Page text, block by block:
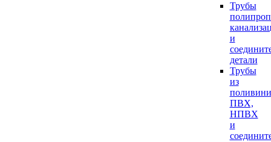
Трубы
и
детали
Трубы
из
ПВХ,
НПВХ
и